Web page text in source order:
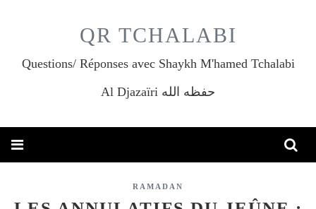
QR TCHALABI
Questions/ Réponses avec Shaykh M'hamed Tchalabi
Al Djazaïri حفظه الله
RAMADAN